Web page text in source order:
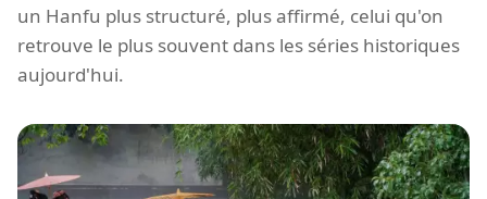
un Hanfu plus structuré, plus affirmé, celui qu'on
retrouve le plus souvent dans les séries historiques
aujourd'hui.